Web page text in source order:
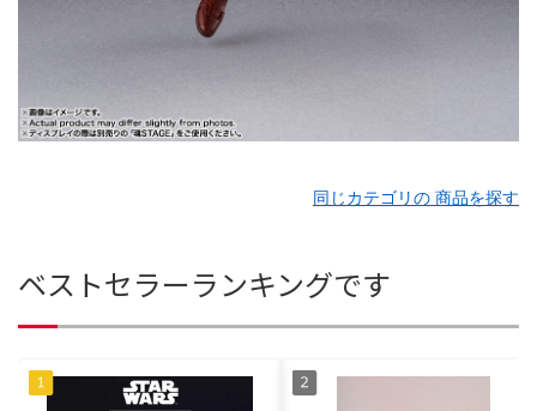
同じカテゴリの 商品を探す
ベストセラーランキングです